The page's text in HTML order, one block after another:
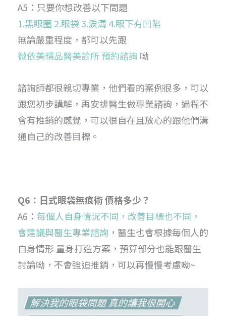
A5：只要你想改善以下問題
1.黑眼圈 2.眼袋 3.淚溝 4.眼下有凹陷
無論嚴重程度，都可以先跟
微依美精品醫美診所 預約諮詢 呦
諮詢師都很親切專業，他們看的案例很多，可以
跟您初步講解，再安排醫生做專業諮詢，過程不
會有推銷的感覺，可以很自在且放心的跟他們溝
通自己的改善目標。
Q6：日式眼袋無痕術 價格多少？
A6： 每個人自身情況不同，改善目標也不同，
會建議與醫生專業諮詢 ，醫生也會根據每個人的
自身情形 量身打造方案，預算部分也能跟醫生
討論呦，不會強迫推銷，可以再慢慢考慮呦~